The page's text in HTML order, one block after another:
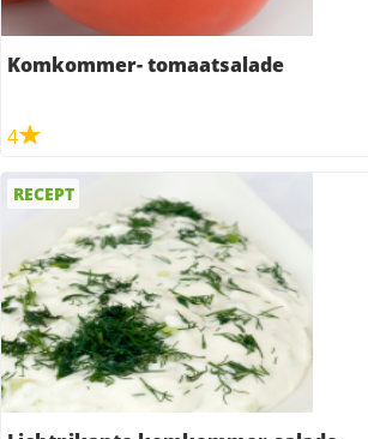
Komkommer- tomaatsalade
4
RECEPT